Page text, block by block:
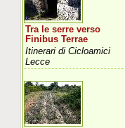
Tra le serre verso
Finibus Terrae
Itinerari di Cicloamici
Lecce